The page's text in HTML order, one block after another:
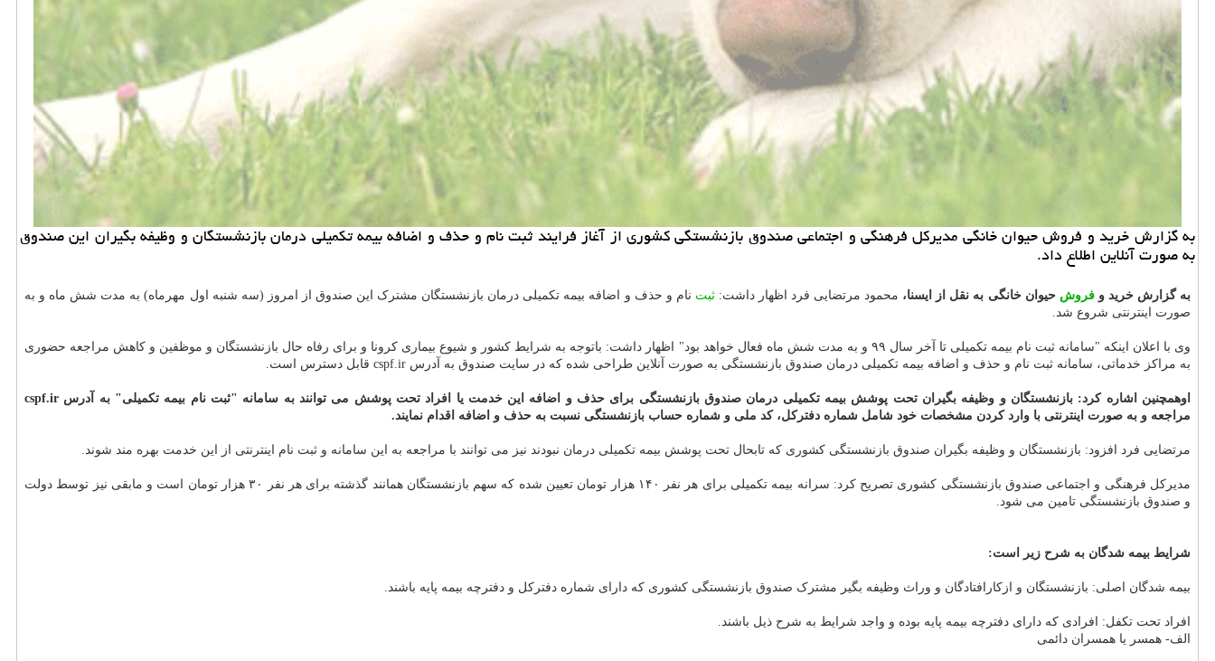
به گزارش خرید و فروش حیوان خانگی مدیركل فرهنگی و اجتماعی صندوق بازنشستگی كشوری از آغاز فرایند ثبت نام و حذف و اضافه بیمه تكمیلی درمان بازنشستگان و وظیفه بگیران این صندوق
به صورت آنلاین اطلاع داد.
به گزارش خرید وفروش حیوان خانگی به نقل از ایسنا، محمود مرتضایی فرد اظهار داشت:ثبت نام و حذف و اضافه بیمه تکمیلی درمان بازنشستگان مشترک این صندوق از امروز (سه شنبه اول مهرماه) به مدت شش ماه و به
صورت اینترنتی شروع شد.
وی با اعلان اینکه "سامانه ثبت نام بیمه تکمیلی تا آخر سال ۹۹ و به مدت شش ماه فعال خواهد بود" اظهار داشت: باتوجه به شرایط کشور و شیوع بیماری کرونا و برای رفاه حال بازنشستگان و موظفین و کاهش مراجعه حضوری
به مراکز خدماتی، سامانه ثبت نام و حذف و اضافه بیمه تکمیلی درمان صندوق بازنشستگی به صورت آنلاین طراحی شده که در سایت صندوق به آدرس cspf.ir قابل دسترس است.
اوهمچنین اشاره کرد: بازنشستگان و وظیفه بگیران تحت پوشش بیمه تکمیلی درمان صندوق بازنشستگی برای حذف و اضافه این خدمت یا افراد تحت پوشش می توانند به سامانه "ثبت نام بیمه تکمیلی" به آدرس cspf.ir
مراجعه و به صورت اینترنتی با وارد کردن مشخصات خود شامل شماره دفترکل، کد ملی و شماره حساب بازنشستگی نسبت به حذف و اضافه اقدام نمایند.
مرتضایی فرد افزود: بازنشستگان و وظیفه بگیران صندوق بازنشستگی کشوری که تابحال تحت پوشش بیمه تکمیلی درمان نبودند نیز می توانند با مراجعه به این سامانه و ثبت نام اینترنتی از این خدمت بهره مند شوند.
مدیرکل فرهنگی و اجتماعی صندوق بازنشستگی کشوری تصریح کرد: سرانه بیمه تکمیلی برای هر نفر ۱۴۰ هزار تومان تعیین شده که سهم بازنشستگان همانند گذشته برای هر نفر ۳۰ هزار تومان است و مابقی نیز توسط دولت
و صندوق بازنشستگی تامین می شود.
شرایط بیمه شدگان به شرح زیر است:
بیمه شدگان اصلی: بازنشستگان و ازکارافتادگان و وراث وظیفه بگیر مشترک صندوق بازنشستگی کشوری که دارای شماره دفترکل و دفترچه بیمه پایه باشند.
افراد تحت تکفل: افرادی که دارای دفترچه بیمه پایه بوده و واجد شرایط به شرح ذیل باشند.
الف- همسر یا همسران دائمی